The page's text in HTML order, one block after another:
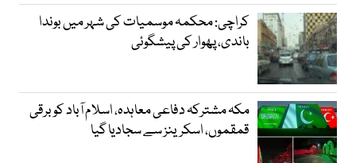
کراچی: محکمہ موسمیات کی شہر میں بوندا
باندی، پھوار کی پیشگوئی
مکہ مشترکہ دفاعی معاہدہ، اسلام آباد کو برقی
قمقموں، اسکرینز سے سجادیا گیا